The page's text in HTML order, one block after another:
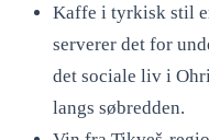
Kaffe i tyrkisk stil
serverer det for
det sociale liv i
langs søbredden.